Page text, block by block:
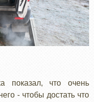
показал, что очень
- чтобы достать что